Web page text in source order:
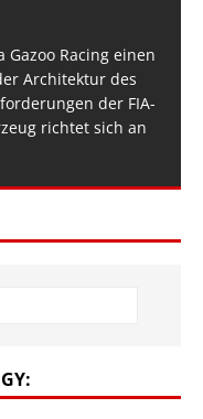
Gazoo Racing einen
Architektur des
der FIA-
richtet sich an